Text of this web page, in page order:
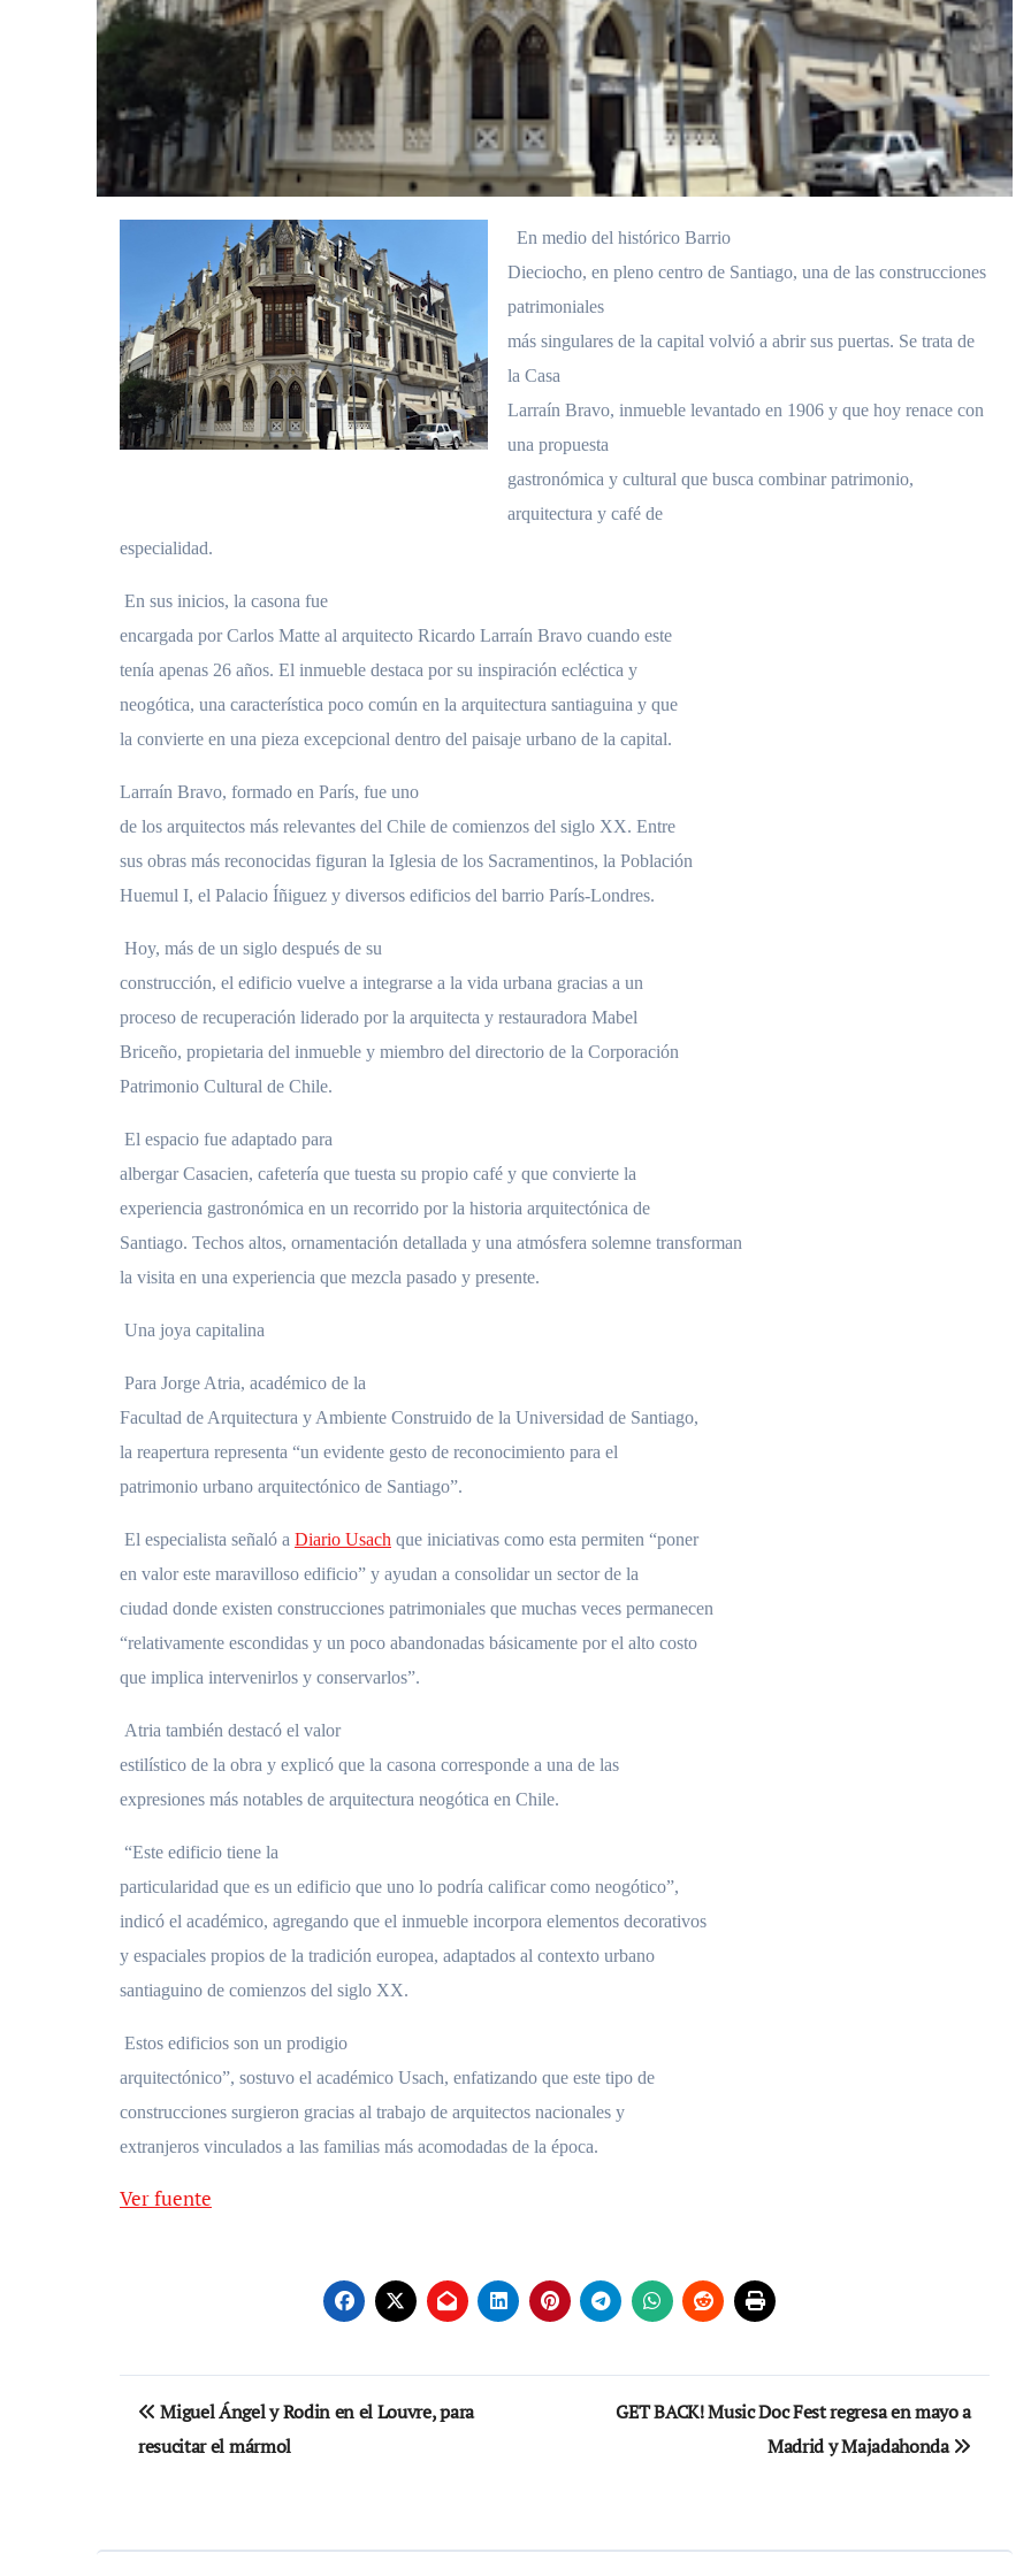
En medio del histórico Barrio
Dieciocho, en pleno centro de Santiago, una de las construcciones
patrimoniales
más singulares de la capital volvió a abrir sus puertas. Se trata de
la Casa
Larraín Bravo, inmueble levantado en 1906 y que hoy renace con
una propuesta
gastronómica y cultural que busca combinar patrimonio,
arquitectura y café de
especialidad.
En sus inicios, la casona fue
encargada por Carlos Matte al arquitecto Ricardo Larraín Bravo cuando este
tenía apenas 26 años. El inmueble destaca por su inspiración ecléctica y
neogótica, una característica poco común en la arquitectura santiaguina y que
la convierte en una pieza excepcional dentro del paisaje urbano de la capital.
Larraín Bravo, formado en París, fue uno
de los arquitectos más relevantes del Chile de comienzos del siglo XX. Entre
sus obras más reconocidas figuran la Iglesia de los Sacramentinos, la Población
Huemul I, el Palacio Íñiguez y diversos edificios del barrio París-Londres.
Hoy, más de un siglo después de su
construcción, el edificio vuelve a integrarse a la vida urbana gracias a un
proceso de recuperación liderado por la arquitecta y restauradora Mabel
Briceño, propietaria del inmueble y miembro del directorio de la Corporación
Patrimonio Cultural de Chile.
El espacio fue adaptado para
albergar Casacien, cafetería que tuesta su propio café y que convierte la
experiencia gastronómica en un recorrido por la historia arquitectónica de
Santiago. Techos altos, ornamentación detallada y una atmósfera solemne transforman
la visita en una experiencia que mezcla pasado y presente.
Una joya capitalina
Para Jorge Atria, académico de la
Facultad de Arquitectura y Ambiente Construido de la Universidad de Santiago,
la reapertura representa “un evidente gesto de reconocimiento para el
patrimonio urbano arquitectónico de Santiago”.
El especialista señaló a Diario Usach que iniciativas como esta permiten “poner
en valor este maravilloso edificio” y ayudan a consolidar un sector de la
ciudad donde existen construcciones patrimoniales que muchas veces permanecen
“relativamente escondidas y un poco abandonadas básicamente por el alto costo
que implica intervenirlos y conservarlos”.
Atria también destacó el valor
estilístico de la obra y explicó que la casona corresponde a una de las
expresiones más notables de arquitectura neogótica en Chile.
“Este edificio tiene la
particularidad que es un edificio que uno lo podría calificar como neogótico”,
indicó el académico, agregando que el inmueble incorpora elementos decorativos
y espaciales propios de la tradición europea, adaptados al contexto urbano
santiaguino de comienzos del siglo XX.
Estos edificios son un prodigio
arquitectónico”, sostuvo el académico Usach, enfatizando que este tipo de
construcciones surgieron gracias al trabajo de arquitectos nacionales y
extranjeros vinculados a las familias más acomodadas de la época.
Ver fuente
Navegación
de
Miguel Ángel y Rodin en el Louvre, para
resucitar el mármol
GET BACK! Music Doc Fest regresa en mayo a
Madrid y Majadahonda